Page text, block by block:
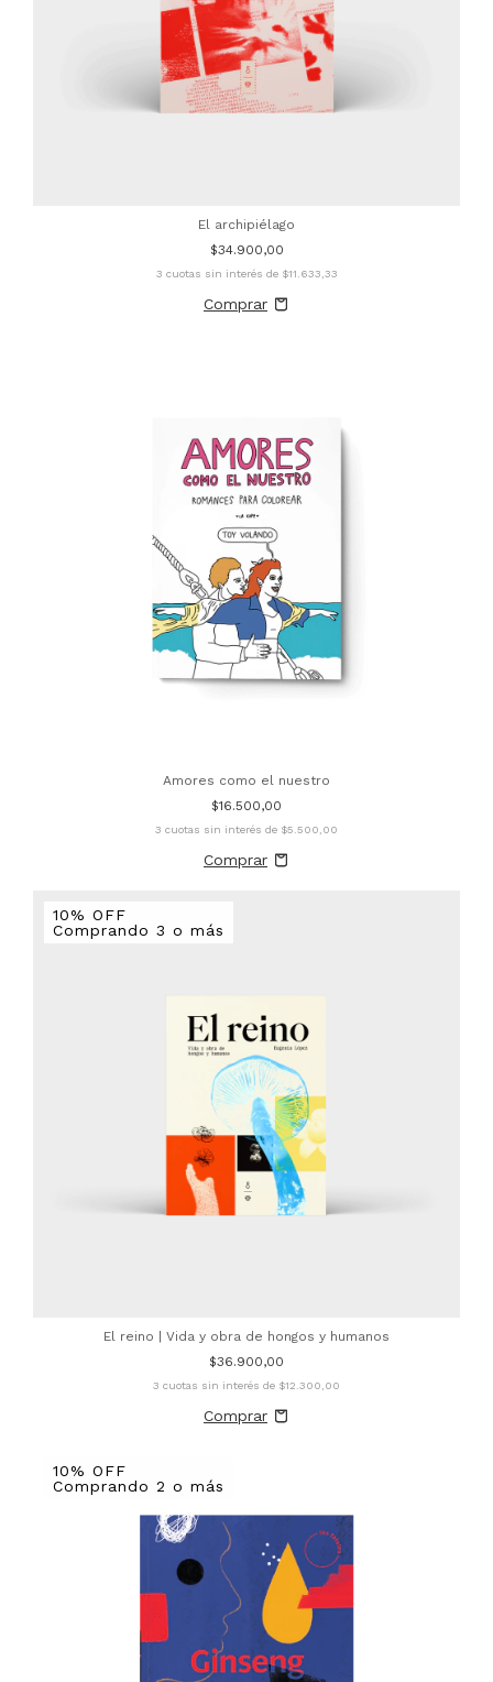
El archipiélago
$34.900,00
3 cuotas sin interés de $11.633,33
Amores como el nuestro
$16.500,00
3 cuotas sin interés de $5.500,00
10% OFF
Comprando 3 o más
El reino | Vida y obra de hongos y humanos
$36.900,00
3 cuotas sin interés de $12.300,00
10% OFF
Comprando 2 o más